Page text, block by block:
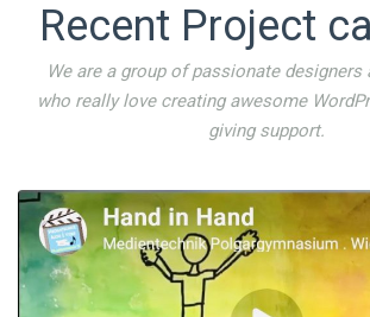
Recent Project
We are a group of passionate designers
who really love creating awesome
giving support.